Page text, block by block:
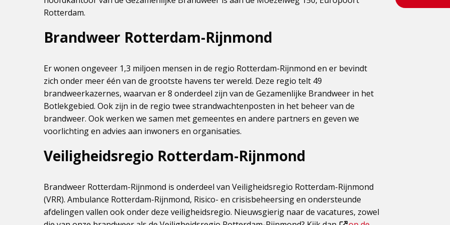
Rotterdam.
Brandweer Rotterdam-Rijnmond
Er wonen ongeveer 1,3 miljoen mensen in de regio Rotterdam-Rijnmond en er bevindt
zich onder meer één van de grootste havens ter wereld. Deze regio telt 49
brandweerkazernes, waarvan er 8 onderdeel zijn van de Gezamenlijke Brandweer in het
Botlekgebied. Ook zijn in de regio twee strandwachtenposten in het beheer van de
brandweer. Ook werken we samen met gemeentes en andere partners en geven we
voorlichting en advies aan inwoners en organisaties.
Veiligheidsregio Rotterdam-Rijnmond
Brandweer Rotterdam-Rijnmond is onderdeel van Veiligheidsregio Rotterdam-Rijnmond
(VRR). Ambulance Rotterdam-Rijnmond, Risico- en crisisbeheersing en ondersteunde
afdelingen vallen ook onder deze veiligheidsregio. Nieuwsgierig naar de vacatures, zowel